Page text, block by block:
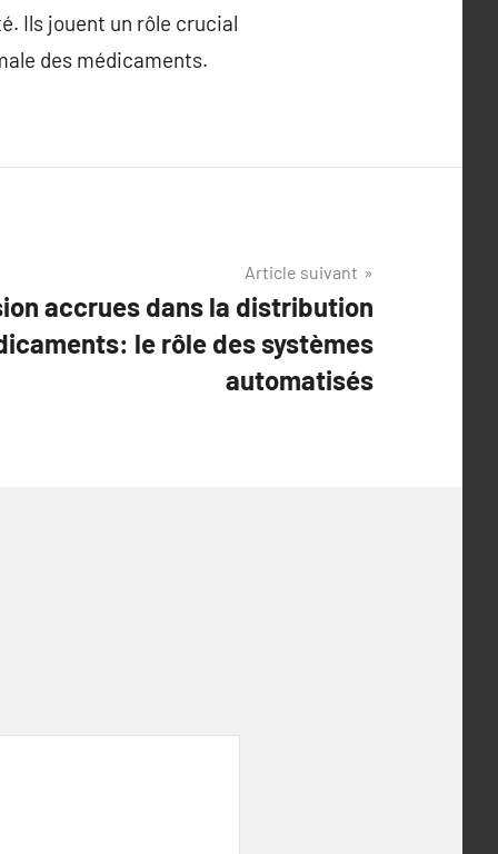
Ils jouent un rôle crucial
des médicaments.
Article suivant
accrues dans la distribution
le rôle des systèmes
automatisés